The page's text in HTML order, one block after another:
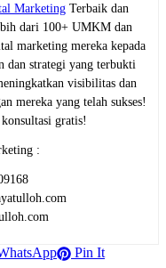
Marketing Terbaik dan
dari 100+ UMKM dan
marketing mereka kepada
dan strategi yang terbukti
visibilitas dan
mereka yang telah sukses!
gratis!
:
Pin It